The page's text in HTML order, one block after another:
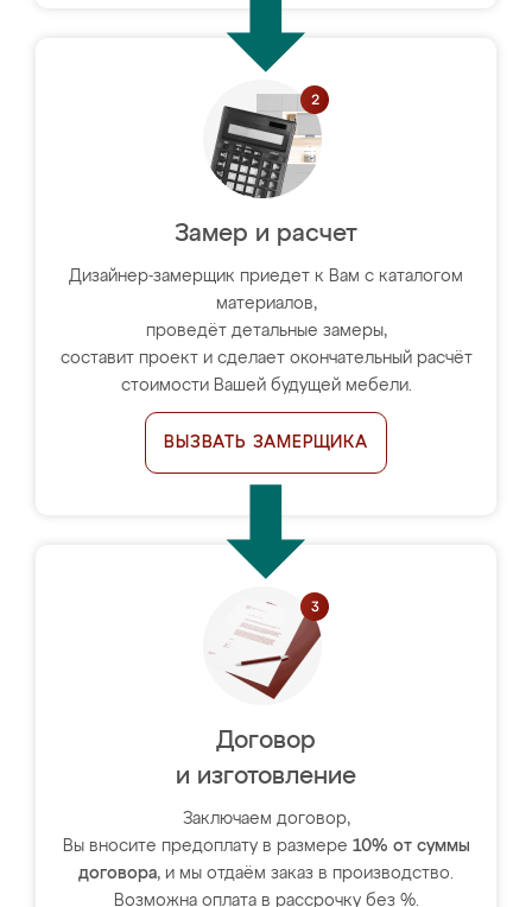
Замер и расчет
Дизайнер-замерщик приедет к Вам с каталогом
материалов,
проведёт детальные замеры,
составит проект и сделает окончательный расчёт
стоимости Вашей будущей мебели.
ВЫЗВАТЬ ЗАМЕРЩИКА
Договор
и изготовление
Заключаем договор,
Вы вносите предоплату в размере 10% от суммы
договора, и мы отдаём заказ в производство.
Возможна оплата в рассрочку без %.